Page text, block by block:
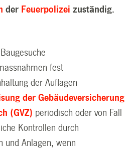
der Feuerpolizei zuständig.
fest
der Auflagen
der Gebäudeversicherung
(GVZ) periodisch oder von Fall
Kontrollen durch
und Anlagen, wenn